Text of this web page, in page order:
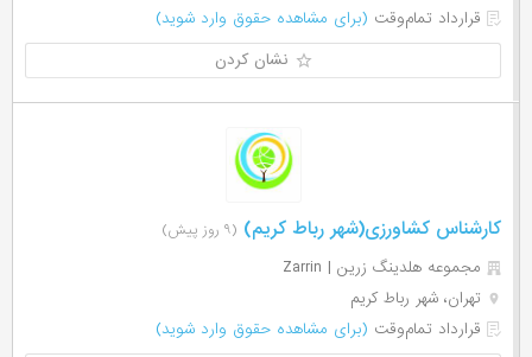
قرارداد تمام‌وقت (برای مشاهده حقوق وارد شوید)
نشان کردن
کارشناس کشاورزی(شهر رباط کریم) (۹ روز پیش)
مجموعه هلدینگ زرین | Zarrin
تهران، شهر رباط کریم
قرارداد تمام‌وقت (برای مشاهده حقوق وارد شوید)